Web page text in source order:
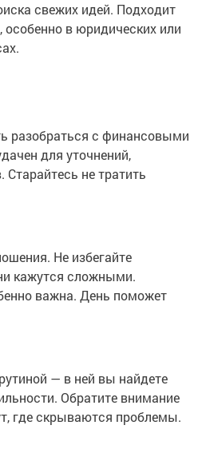
свежих идей. Подходит
особенно в юридических или
разобраться с финансовыми
для уточнений,
Старайтесь не тратить
Не избегайте
кажутся сложными.
важна. День поможет
— в ней вы найдете
Обратите внимание
где скрываются проблемы.